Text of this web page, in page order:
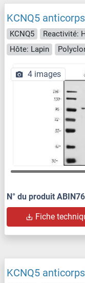
KCNQ5
KCNQ5 Reactivité:
Hôte: Lapin
4 images
N° du produit
Fiche
KCNQ5